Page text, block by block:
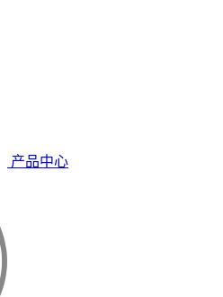
产品中心